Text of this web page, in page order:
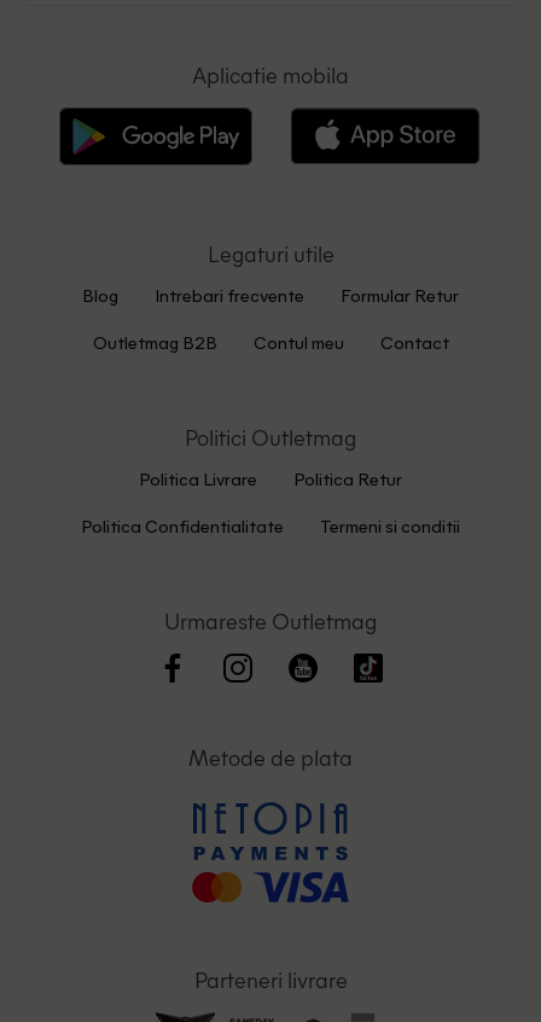
Aplicatie mobila
Legaturi utile
Blog Intrebari frecvente Formular Retur
Outletmag B2B Contul meu Contact
Politici Outletmag
Politica Livrare Politica Retur
Politica Confidentialitate Termeni si conditii
Urmareste Outletmag
Metode de plata
Parteneri livrare